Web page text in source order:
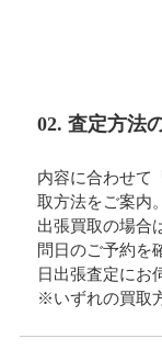
02. 査定方法
内容に合わせて
取方法をご案内。
出張買取の場合
問日のご予約を
日出張査定にお
※いずれの買取